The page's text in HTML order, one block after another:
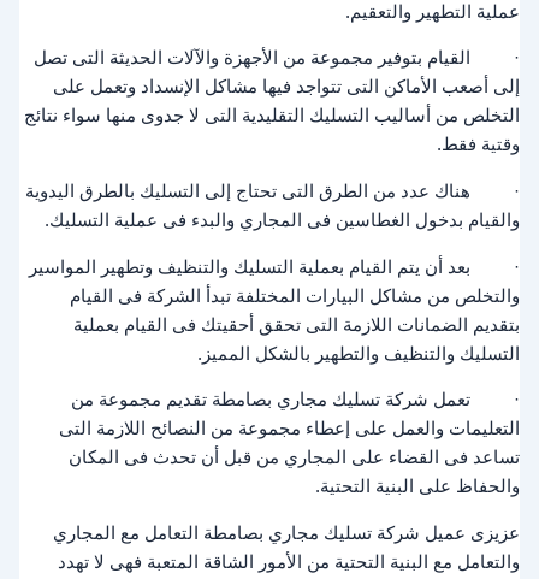
عملية التطهير والتعقيم.
· القيام بتوفير مجموعة من الأجهزة والآلات الحديثة التى تصل
إلى أصعب الأماكن التى تتواجد فيها مشاكل الإنسداد وتعمل على
التخلص من أساليب التسليك التقليدية التى لا جدوى منها سواء نتائج
وقتية فقط.
· هناك عدد من الطرق التى تحتاج إلى التسليك بالطرق اليدوية
والقيام بدخول الغطاسين فى المجاري والبدء فى عملية التسليك.
· بعد أن يتم القيام بعملية التسليك والتنظيف وتطهير المواسير
والتخلص من مشاكل البيارات المختلفة تبدأ الشركة فى القيام
بتقديم الضمانات اللازمة التى تحقق أحقيتك فى القيام بعملية
التسليك والتنظيف والتطهير بالشكل المميز.
· تعمل شركة تسليك مجاري بصامطة تقديم مجموعة من
التعليمات والعمل على إعطاء مجموعة من النصائح اللازمة التى
تساعد فى القضاء على المجاري من قبل أن تحدث فى المكان
والحفاظ على البنية التحتية.
عزيزى عميل شركة تسليك مجاري بصامطة التعامل مع المجاري
والتعامل مع البنية التحتية من الأمور الشاقة المتعبة فهى لا تهدد